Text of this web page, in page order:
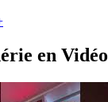
en Vidéo